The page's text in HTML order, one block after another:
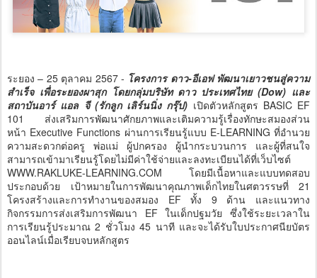
ระยอง – 25 ตุลาคม 2567 - โครงการ ดาว-อีเอฟ พัฒนาเยาวชนสู่ความ
สำเร็จ เพื่อระยองผาสุก โดยกลุ่มบริษัท ดาว ประเทศไทย (Dow) และ
สถาบันอาร์ แอล จี (รักลูก เลิร์นนิ่ง กรุ๊ป) เปิดตัวหลักสูตร BASIC EF
101 ส่งเสริมการพัฒนาศักยภาพและเติมความรู้เรื่องทักษะสมองส่วน
หน้า Executive Functions ผ่านการเรียนรู้แบบ E-LEARNING ที่อำนวย
ความสะดวกต่อครู พ่อแม่ ผู้ปกครอง ผู้นำกระบวนการ และผู้ที่สนใจ
สามารถเข้ามาเรียนรู้โดยไม่มีค่าใช้จ่ายและลงทะเบียนได้ที่เว็บไซต์
WWW.RAKLUKE-LEARNING.COM โดยมีเนื้อหาและแบบทดสอบ
ประกอบด้วย เป้าหมายในการพัฒนาคุณภาพเด็กไทยในศตวรรษที่ 21
โครงสร้างและการทำงานของสมอง EF ทั้ง 9 ด้าน และแนวทาง
กิจกรรมการส่งเสริมการพัฒนา EF ในเด็กปฐมวัย ซึ่งใช้ระยะเวลาใน
การเรียนรู้ประมาณ 2 ชั่วโมง 45 นาที และจะได้รับใบประกาศนียบัตร
ออนไลน์เมื่อเรียบจบหลักสูตร